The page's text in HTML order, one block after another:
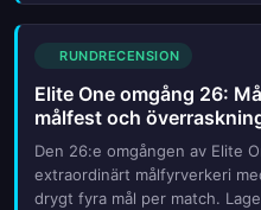
RUNDRECENSION
Elite One omgång 26:
målfest och
Den 26:e omgången av Elite
extraordinärt målfyrverkeri
drygt fyra mål per match.